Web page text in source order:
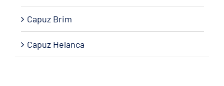
Capuz Brim
Capuz Helanca